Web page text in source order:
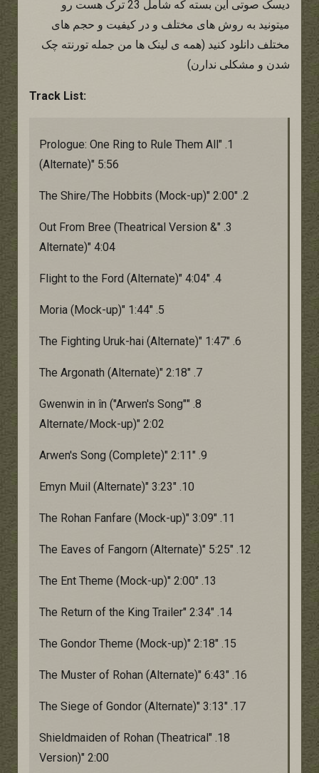
دیسک صوتی این بسته که شامل 23 ترک هست رو
میتونید به روش های مختلف و در کیفیت و حجم های
مختلف دانلود کنید (همه ی لینک ها من جمله تورنته چک
شدن و مشکلی ندارن)
:Track List
1. "Prologue: One Ring to Rule Them All
(Alternate)" 5:56
2. "The Shire/The Hobbits (Mock-up)" 2:00
3. "Out From Bree (Theatrical Version &
Alternate)" 4:04
4. "Flight to the Ford (Alternate)" 4:04
5. "Moria (Mock-up)" 1:44
6. "The Fighting Uruk-hai (Alternate)" 1:47
7. "The Argonath (Alternate)" 2:18
8. "Gwenwin in în ("Arwen's Song"
Alternate/Mock-up)" 2:02
9. "Arwen's Song (Complete)" 2:11
10. "Emyn Muil (Alternate)" 3:23
11. "The Rohan Fanfare (Mock-up)" 3:09
12. "The Eaves of Fangorn (Alternate)" 5:25
13. "The Ent Theme (Mock-up)" 2:00
14. "The Return of the King Trailer" 2:34
15. "The Gondor Theme (Mock-up)" 2:18
16. "The Muster of Rohan (Alternate)" 6:43
17. "The Siege of Gondor (Alternate)" 3:13
18. "Shieldmaiden of Rohan (Theatrical
Version)" 2:00